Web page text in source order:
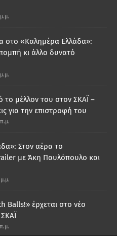
στο «Καλημέρα Ελλάδα»:
κι άλλο δυνατό
το μέλλον του στον ΣΚΑΪ –
για την επιστροφή του
Στον αέρα το
με Άκη Παυλόπουλο και
Balls!» έρχεται στο νέο